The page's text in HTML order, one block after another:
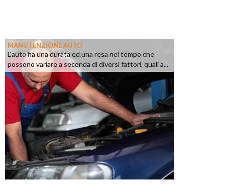
MANUTENZIONE AUTO
L'auto ha una durata ed una resa nel tempo che
possono variare a seconda di diversi fattori, quali a...